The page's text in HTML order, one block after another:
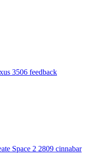
3506 feedback
Space 2 2809 cinnabar